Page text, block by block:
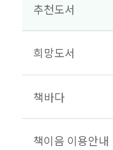
추천도서
희망도서
책바다
책이음 이용안내